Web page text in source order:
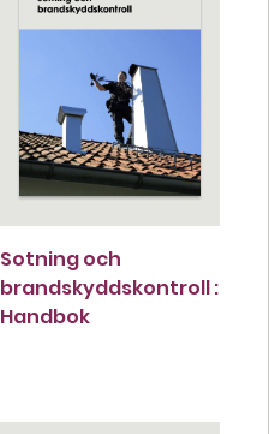
Sotning och
brandskyddskontroll :
Handbok